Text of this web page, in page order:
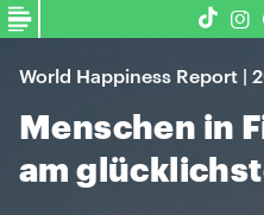
World Happiness Report |
Menschen in
am